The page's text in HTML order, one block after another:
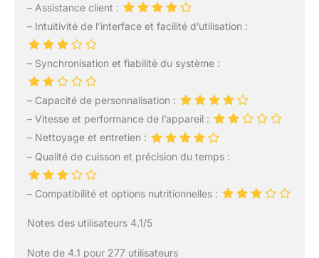
– Assistance client :
– Intuitivité de l’interface et facilité d’utilisation :
– Synchronisation et fiabilité du système :
– Capacité de personnalisation :
– Vitesse et performance de l’appareil :
– Nettoyage et entretien :
– Qualité de cuisson et précision du temps :
– Compatibilité et options nutritionnelles :
Notes des utilisateurs 4.1/5
Note de 4.1 pour 277 utilisateurs